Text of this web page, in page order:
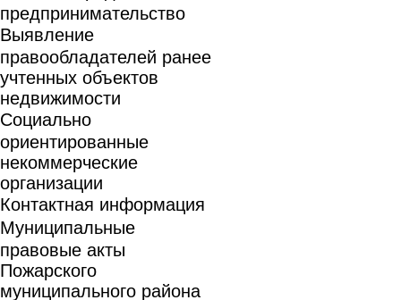
предпринимательство
Выявление
правообладателей ранее
учтенных объектов
недвижимости
Социально
ориентированные
некоммерческие
организации
Контактная информация
Муниципальные
правовые акты
Пожарского
муниципального района